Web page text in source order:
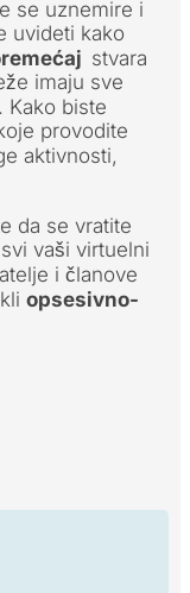
se uznemire i
uvideti kako
stvara
imaju sve
Kako biste
provodite
aktivnosti,
da se vratite
vaši virtuelni
i članove
opsesivno-